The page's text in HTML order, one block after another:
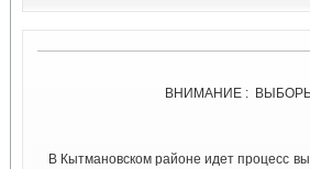
ВНИМАНИЕ :
В Кытмановском районе идет процесс